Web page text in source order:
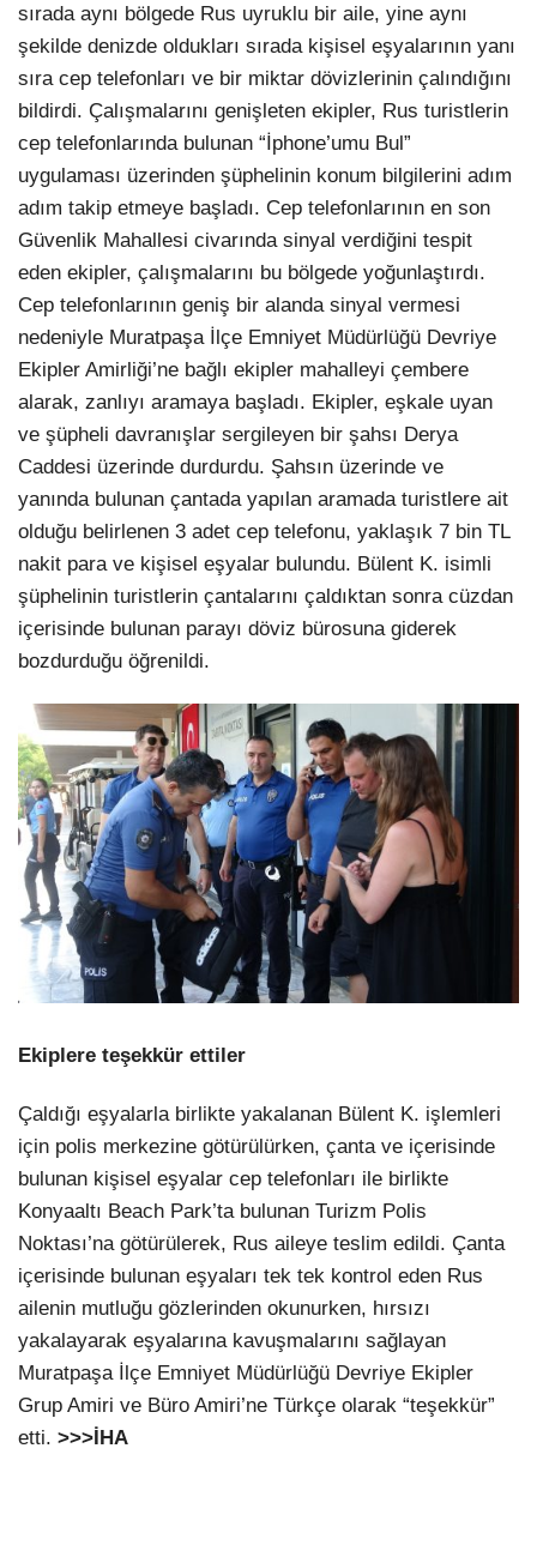
sırada aynı bölgede Rus uyruklu bir aile, yine aynı
şekilde denizde oldukları sırada kişisel eşyalarının yanı
sıra cep telefonları ve bir miktar dövizlerinin çalındığını
bildirdi. Çalışmalarını genişleten ekipler, Rus turistlerin
cep telefonlarında bulunan “İphone’umu Bul”
uygulaması üzerinden şüphelinin konum bilgilerini adım
adım takip etmeye başladı. Cep telefonlarının en son
Güvenlik Mahallesi civarında sinyal verdiğini tespit
eden ekipler, çalışmalarını bu bölgede yoğunlaştırdı.
Cep telefonlarının geniş bir alanda sinyal vermesi
nedeniyle Muratpaşa İlçe Emniyet Müdürlüğü Devriye
Ekipler Amirliği’ne bağlı ekipler mahalleyi çembere
alarak, zanlıyı aramaya başladı. Ekipler, eşkale uyan
ve şüpheli davranışlar sergileyen bir şahsı Derya
Caddesi üzerinde durdurdu. Şahsın üzerinde ve
yanında bulunan çantada yapılan aramada turistlere ait
olduğu belirlenen 3 adet cep telefonu, yaklaşık 7 bin TL
nakit para ve kişisel eşyalar bulundu. Bülent K. isimli
şüphelinin turistlerin çantalarını çaldıktan sonra cüzdan
içerisinde bulunan parayı döviz bürosuna giderek
bozdurduğu öğrenildi.
Ekiplere teşekkür ettiler
Çaldığı eşyalarla birlikte yakalanan Bülent K. işlemleri
için polis merkezine götürülürken, çanta ve içerisinde
bulunan kişisel eşyalar cep telefonları ile birlikte
Konyaaltı Beach Park’ta bulunan Turizm Polis
Noktası’na götürülerek, Rus aileye teslim edildi. Çanta
içerisinde bulunan eşyaları tek tek kontrol eden Rus
ailenin mutluğu gözlerinden okunurken, hırsızı
yakalayarak eşyalarına kavuşmalarını sağlayan
Muratpaşa İlçe Emniyet Müdürlüğü Devriye Ekipler
Grup Amiri ve Büro Amiri’ne Türkçe olarak “teşekkür”
etti. >>>İHA